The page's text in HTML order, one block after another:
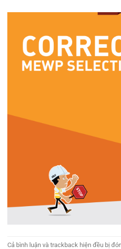
Cả bình luận và trackback hiện đều bị